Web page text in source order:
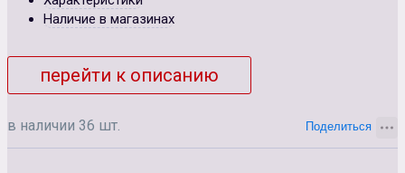
Наличие в магазинах
перейти к описанию
в наличии 36 шт.